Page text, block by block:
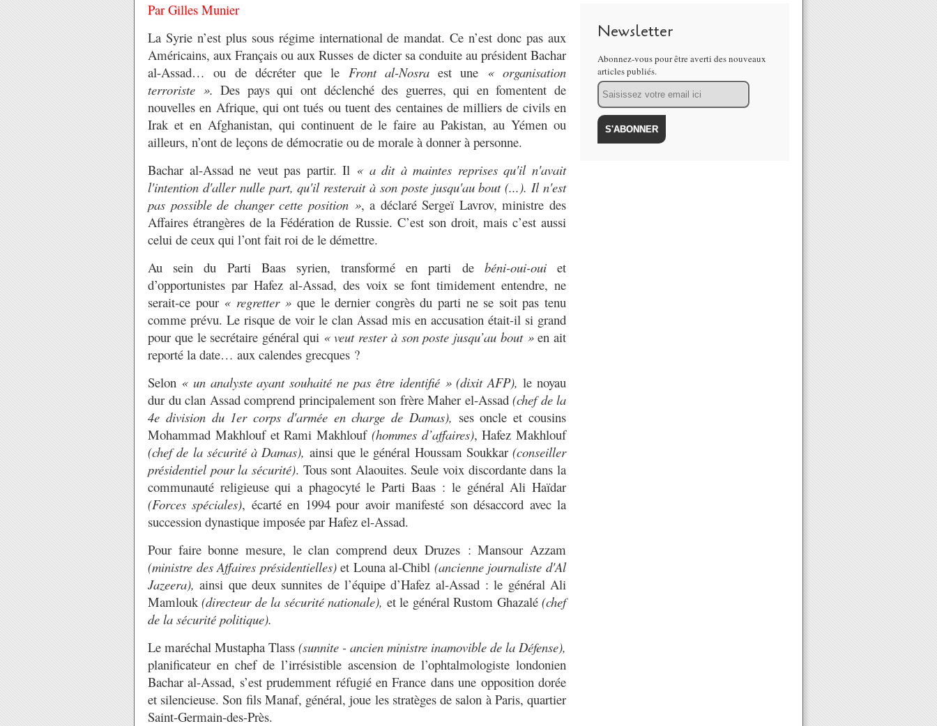
Par Gilles Munier
La Syrie n’est plus sous régime international de mandat. Ce n’est donc pas aux
Américains, aux Français ou aux Russes de dicter sa conduite au président Bachar
al-Assad… ou de décréter que le Front al-Nosraest une « organisation
terroriste ». Des pays qui ont déclenché des guerres, qui en fomentent de
nouvelles en Afrique, qui ont tués ou tuent des centaines de milliers de civils en
Irak et en Afghanistan, qui continuent de le faire au Pakistan, au Yémen ou
ailleurs, n’ont de leçons de démocratie ou de morale à donner à personne.
Bachar al-Assad ne veut pas partir. Il « a dit à maintes reprises qu'il n'avait
l'intention d'aller nulle part, qu'il resterait à son poste jusqu'au bout (...). Il n'est
pas possible de changer cette position », a déclaré Sergeï Lavrov, ministre des
Affaires étrangères de la Fédération de Russie. C’est son droit, mais c’est aussi
celui de ceux qui l’ont fait roi de le démettre.
Au sein du Parti Baas syrien, transformé en parti de béni-oui-ouiet
d’opportunistes par Hafez al-Assad, des voix se font timidement entendre, ne
serait-ce pour « regretter » que le dernier congrès du parti ne se soit pas tenu
comme prévu. Le risque de voir le clan Assad mis en accusation était-il si grand
pour que le secrétaire général qui « veut rester à son poste jusqu’au bout »en ait
reporté la date… aux calendes grecques ?
Selon « un analyste ayant souhaité ne pas être identifié » (dixit AFP), le noyau
dur du clan Assad comprend principalement son frère Maher el-Assad (chef de la
4e division du 1er corps d'armée en charge de Damas), ses oncle et cousins
Mohammad Makhlouf et Rami Makhlouf (hommes d’affaires), Hafez Makhlouf
(chef de la sécurité à Damas), ainsi que le général Houssam Soukkar (conseiller
présidentiel pour la sécurité). Tous sont Alaouites. Seule voix discordante dans la
communauté religieuse qui a phagocyté le Parti Baas : le général Ali Haïdar
(Forces spéciales), écarté en 1994 pour avoir manifesté son désaccord avec la
succession dynastique imposée par Hafez el-Assad.
Pour faire bonne mesure, le clan comprend deux Druzes : Mansour Azzam
(ministre des Affaires présidentielles)et Louna al-Chibl (ancienne journaliste d'Al
Jazeera), ainsi que deux sunnites de l’équipe d’Hafez al-Assad : le général Ali
Mamlouk(directeur de la sécurité nationale), et le général Rustom Ghazalé(chef
de la sécurité politique).
Le maréchal Mustapha Tlass (sunnite - ancien ministre inamovible de la Défense),
planificateur en chef de l’irrésistible ascension de l’ophtalmologiste londonien
Bachar al-Assad, s’est prudemment réfugié en France dans une opposition dorée
et silencieuse. Son fils Manaf, général, joue les stratèges de salon à Paris, quartier
Saint-Germain-des-Près.
Newsletter
Abonnez-vous pour être averti des nouveaux
articles publiés.
Email